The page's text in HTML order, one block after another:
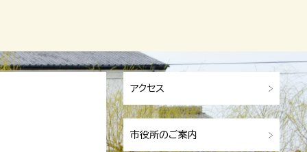
アクセス
市役所のご案内